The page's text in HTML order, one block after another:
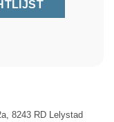
8243 RD Lelystad